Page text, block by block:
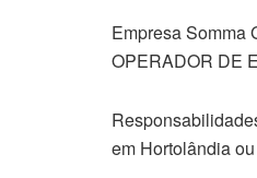
Empresa Somma
OPERADOR DE
em Hortolândia